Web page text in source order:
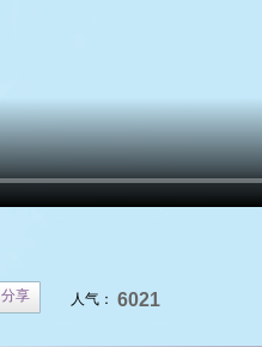
分享 人气： 6021